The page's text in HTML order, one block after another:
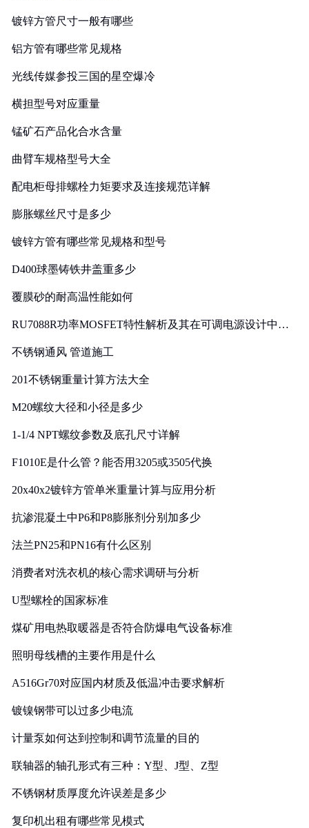
镀锌方管尺寸一般有哪些
铝方管有哪些常见规格
光线传媒参投三国的星空爆冷
横担型号对应重量
锰矿石产品化合水含量
曲臂车规格型号大全
配电柜母排螺栓力矩要求及连接规范详解
膨胀螺丝尺寸是多少
镀锌方管有哪些常见规格和型号
D400球墨铸铁井盖重多少
覆膜砂的耐高温性能如何
RU7088R功率MOSFET特性解析及其在可调电源设计中的
不锈钢通风 管道施工
201不锈钢重量计算方法大全
M20螺纹大径和小径是多少
1-1/4 NPT螺纹参数及底孔尺寸详解
F1010E是什么管？能否用3205或3505代换
20x40x2镀锌方管单米重量计算与应用分析
抗渗混凝土中P6和P8膨胀剂分别加多少
法兰PN25和PN16有什么区别
消费者对洗衣机的核心需求调研与分析
U型螺栓的国家标准
煤矿用电热取暖器是否符合防爆电气设备标准
照明母线槽的主要作用是什么
A516Gr70对应国内材质及低温冲击要求解析
镀镍钢带可以过多少电流
计量泵如何达到控制和调节流量的目的
联轴器的轴孔形式有三种：Y型、J型、Z型
不锈钢材质厚度允许误差是多少
复印机出租有哪些常见模式